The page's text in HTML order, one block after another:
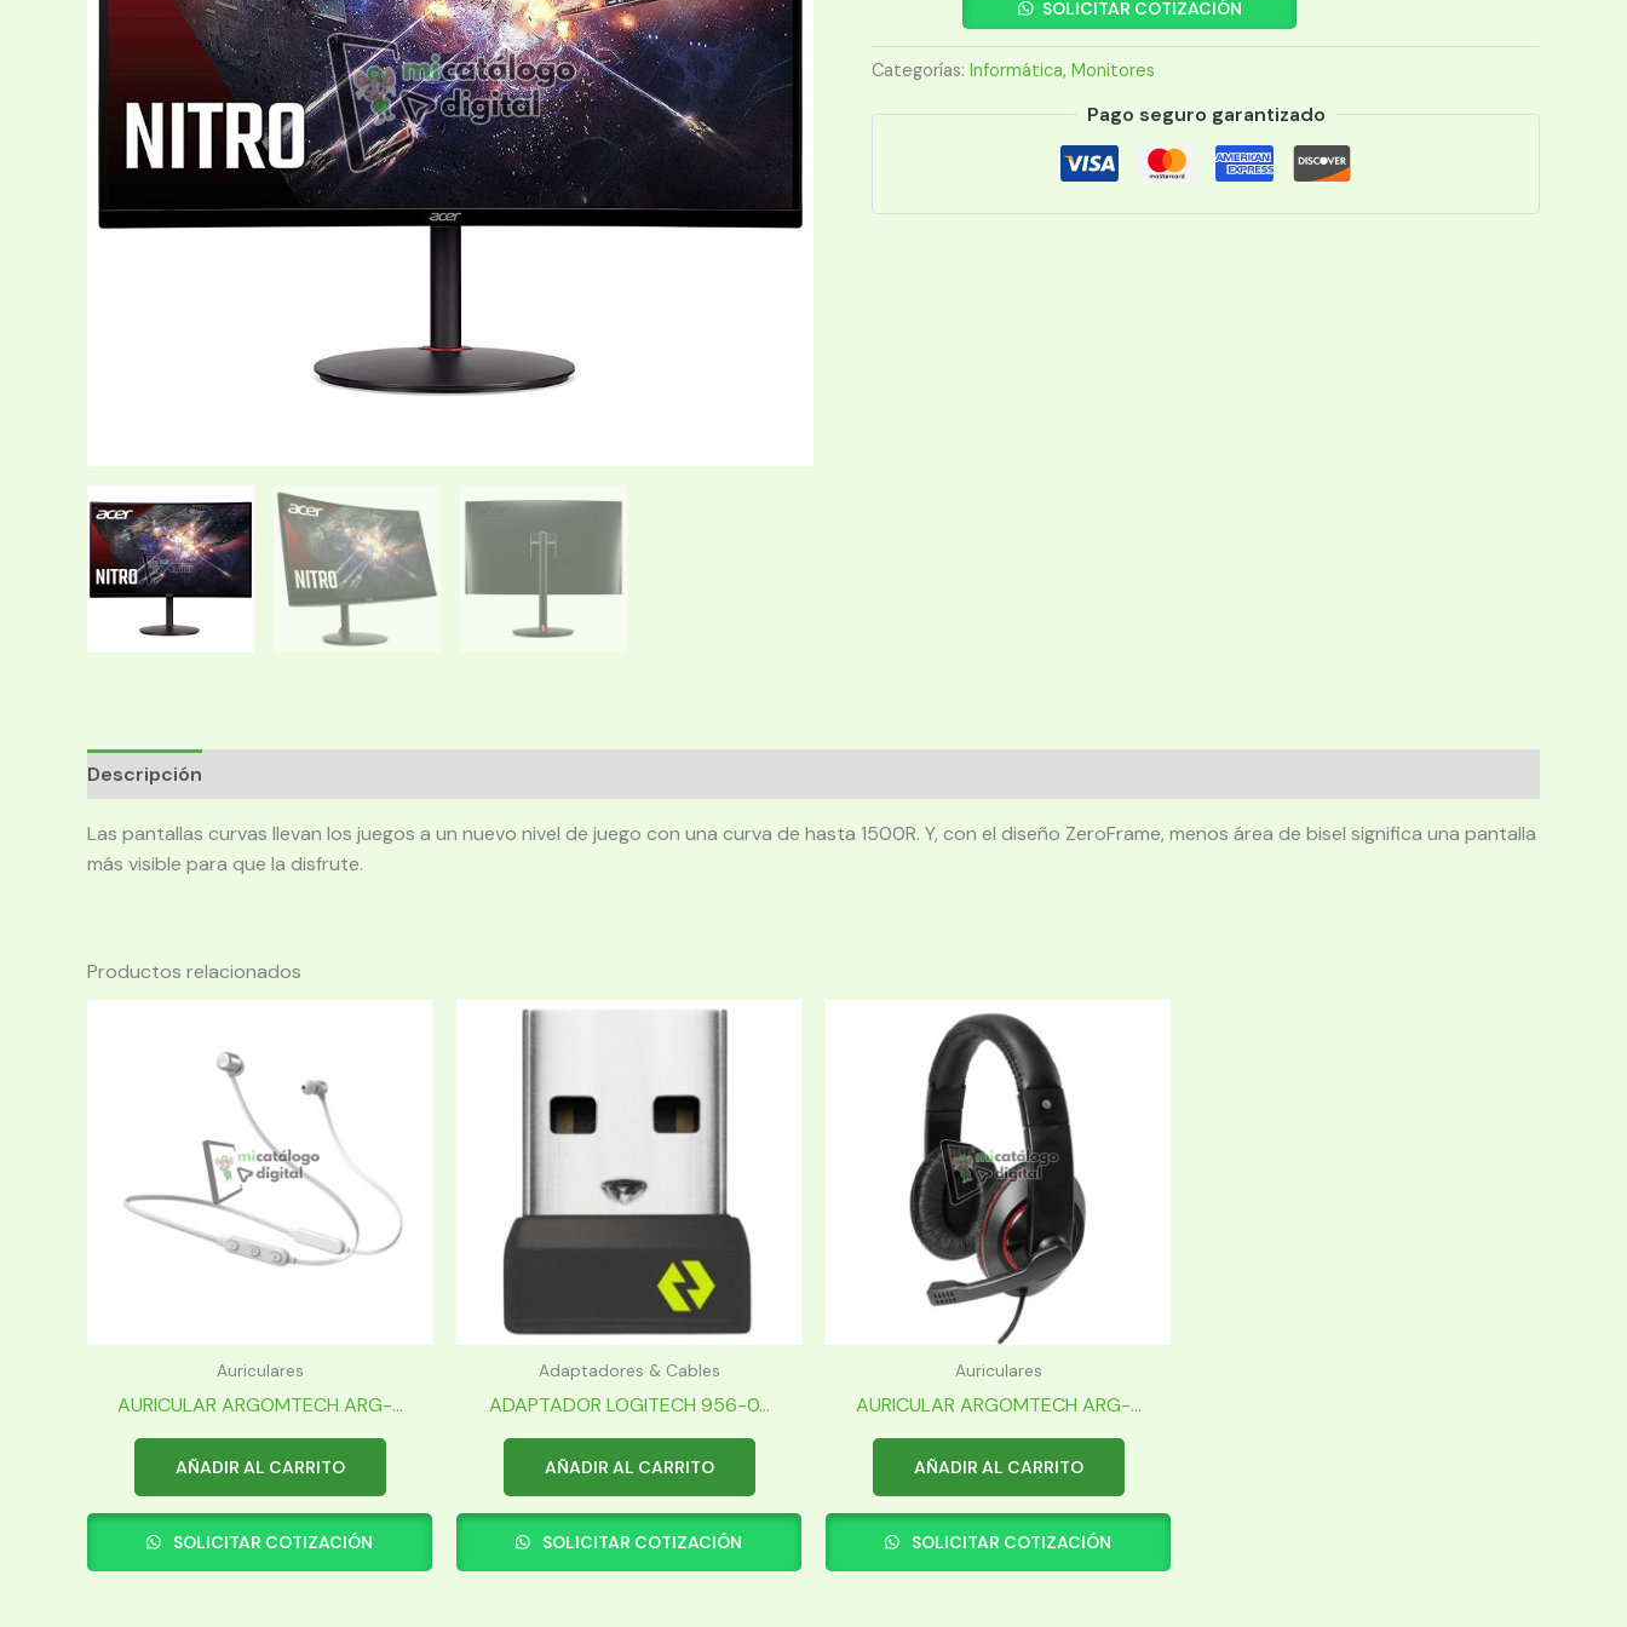
XZ270
FHD
SOLICITAR COTIZACIÓN
Categorías: Informática, Monitores
Pago seguro garantizado
Descripción
Las pantallas curvas llevan los juegos a un nuevo nivel de juego con una curva de hasta 1500R. Y, con el diseño ZeroFrame, menos área de bisel significa una pantalla
más visible para que la disfrute.
Productos relacionados
Auriculares
AURICULAR ARGOMTECH ARG-...
AÑADIR AL CARRITO
SOLICITAR COTIZACIÓN
Adaptadores & Cables
ADAPTADOR LOGITECH 956-0...
AÑADIR AL CARRITO
SOLICITAR COTIZACIÓN
Auriculares
AURICULAR ARGOMTECH ARG-...
AÑADIR AL CARRITO
SOLICITAR COTIZACIÓN